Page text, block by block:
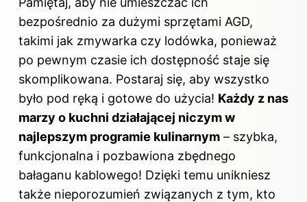
bezpośrednio za dużymi sprzętami AGD,
takimi jak zmywarka czy lodówka, ponieważ
po pewnym czasie ich dostępność staje się
skomplikowana. Postaraj się, aby wszystko
było pod ręką i gotowe do użycia! Każdy z nas
marzy o kuchni działającej niczym w
najlepszym programie kulinarnym – szybka,
funkcjonalna i pozbawiona zbędnego
bałaganu kablowego! Dzięki temu unikniesz
także nieporozumień związanych z tym, kto